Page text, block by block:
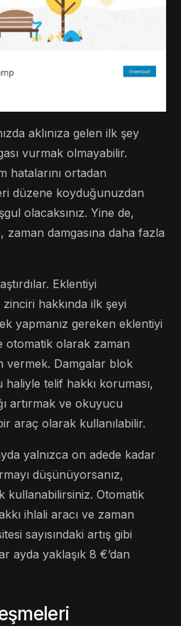
aklınıza gelen ilk şey
vurmak olmayabilir.
hatalarını ortadan
düzene koyduğunuzdan
olacaksınız. Yine de,
damgasına daha fazla
Eklentiyi
hakkında ilk şeyi
yapmanız gereken eklentiyi
otomatik olarak zaman
vermek. Damgalar blok
telif hakkı koruması,
artırmak ve okuyucu
araç olarak kullanılabilir.
yalnızca on adede kadar
düşünüyorsanız,
kullanabilirsiniz. Otomatik
ihlali aracı ve zaman
sayısındaki artış gibi
ayda yaklaşık 8 €’dan